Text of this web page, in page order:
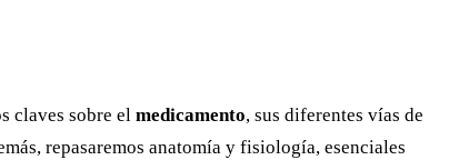
claves sobre el medicamento, sus diferentes vías de
repasaremos anatomía y fisiología, esenciales